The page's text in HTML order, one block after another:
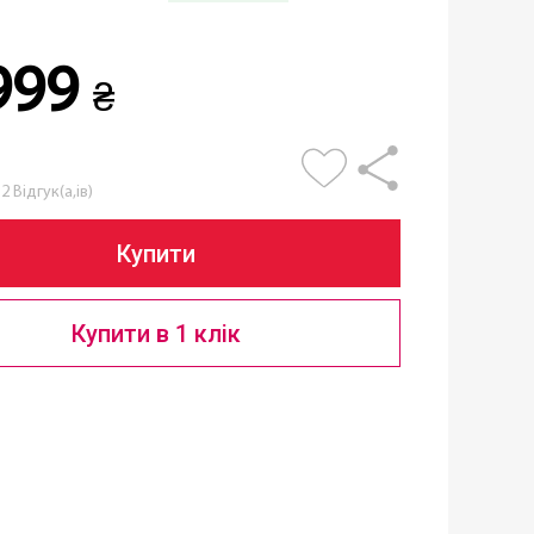
₴
2 Відгук(а,ів)
Купити
Купити в 1 клік